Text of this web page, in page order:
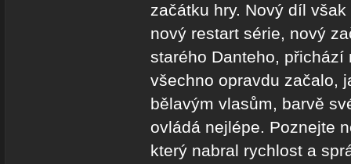
začátku hry. Nový díl
nový restart série, nový
starého Danteho,
všechno opravdu začalo,
bělavým vlasům, barvě
ovládá nejlépe. Poznejte
který nabral rychlost a